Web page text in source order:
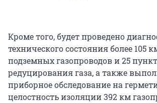
Кроме того, будет проведено
технического состояния более 105
подземных газопроводов и 25
редуцирования газа, а также
приборное обследование на
целостность изоляции 392 км